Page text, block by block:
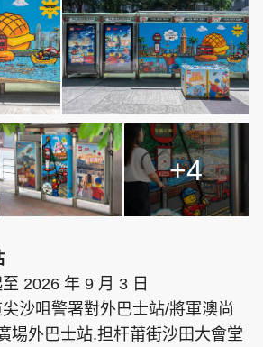
+4
2026 年 9 月 3 日
沙咀警署對外巴士站/將軍澳尚
場外巴士站.担杆莆街沙田大會堂